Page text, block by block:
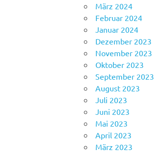
März 2024
Februar 2024
Januar 2024
Dezember 2023
November 2023
Oktober 2023
September 2023
August 2023
Juli 2023
Juni 2023
Mai 2023
April 2023
März 2023